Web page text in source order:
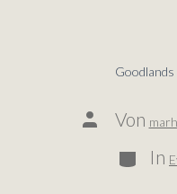
Goodlands
Von
In